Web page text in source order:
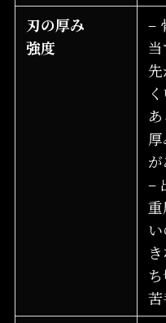
刃の厚み
強度
–
–